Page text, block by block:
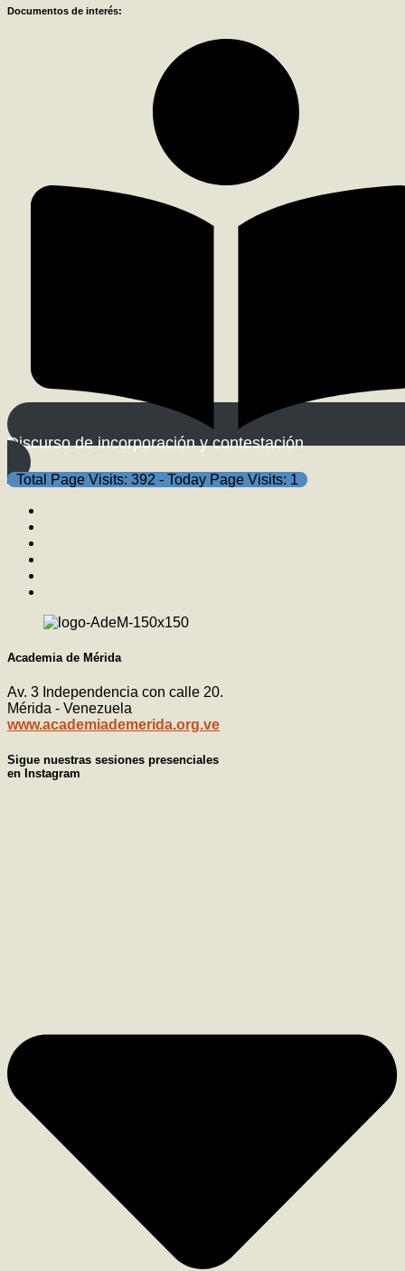
Documentos de interés:
Discurso de incorporación y contestación
Total Page Visits: 392 - Today Page Visits: 1
Academia de Mérida
Av. 3 Independencia con calle 20.
Mérida - Venezuela
www.academiademerida.org.ve
Sigue nuestras sesiones presenciales
en Instagram